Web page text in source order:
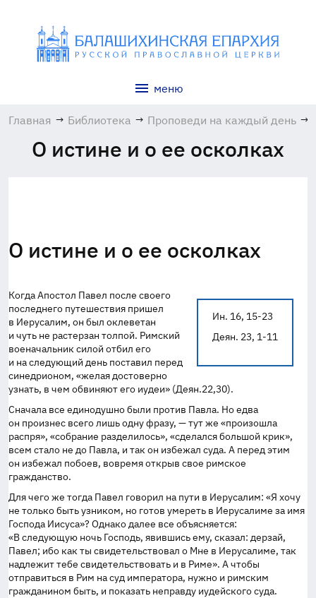
меню
Главная → Библиотека → Проповеди на каждый день →
О истине и о ее осколках
О истине и о ее осколках
Ин. 16, 15-23
Деян. 23, 1-11
Когда Апостол Павел после своего
последнего путешествия пришел
в Иерусалим, он был оклеветан
и чуть не растерзан толпой. Римский
военачальник силой отбил его
и на следующий день поставил перед
синедрионом, «желая достоверно
узнать, в чем обвиняют его иудеи» (Деян.22,30).
Сначала все единодушно были против Павла. Но едва
он произнес всего лишь одну фразу, — тут же «произошла
распря», «собрание разделилось», «сделался большой крик»,
всем стало не до Павла, и так он избежал суда. А перед этим
он избежал побоев, вовремя открыв свое римское
гражданство.
Для чего же тогда Павел говорил на пути в Иерусалим: «Я хочу
не только быть узником, но готов умереть в Иерусалиме за имя
Господа Иисуса»? Однако далее все объясняется:
«В следующую ночь Господь, явившись ему, сказал: дерзай,
Павел; ибо как ты свидетельствовал о Мне в Иерусалиме, так
надлежит тебе свидетельствовать и в Риме». А чтобы
отправиться в Рим на суд императора, нужно и римским
гражданином быть, и показать неправду иудейского суда.